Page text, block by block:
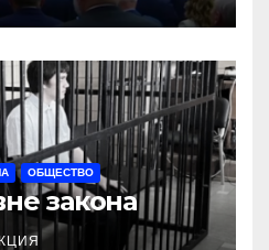
ОБЩЕСТВО
закона